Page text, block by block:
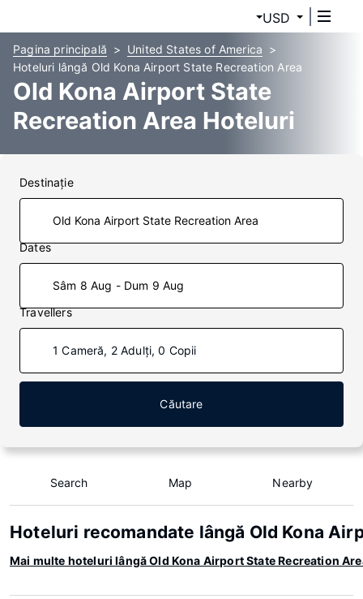
USD
Pagina principală
United States of America
Hoteluri lângă Old Kona Airport State Recreation Area
Old Kona Airport State
Recreation Area Hoteluri
Destinaţie
Dates
Sâm 8 Aug - Dum 9 Aug
Travellers
1 Cameră, 2 Adulți, 0 Copii
Căutare
Search Map Nearby
Hoteluri recomandate lângă Old Kona
Mai multe hoteluri lângă Old Kona Airport State Recreation